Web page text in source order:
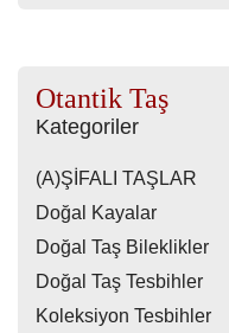
Otantik Taş
Kategoriler
(A)ŞİFALI TAŞLAR
Doğal Kayalar
Doğal Taş Bileklikler
Doğal Taş Tesbihler
Koleksiyon Tesbihler